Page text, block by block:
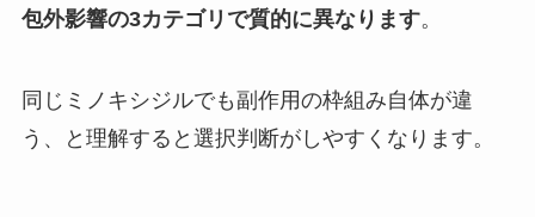
包外影響の3カテゴリで質的に異なります。
同じミノキシジルでも副作用の枠組み自体が違
う、と理解すると選択判断がしやすくなります。